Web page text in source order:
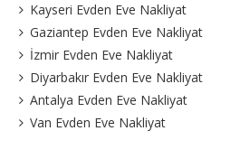
Kayseri Evden Eve Nakliyat
Gaziantep Evden Eve Nakliyat
İzmir Evden Eve Nakliyat
Diyarbakır Evden Eve Nakliyat
Antalya Evden Eve Nakliyat
Van Evden Eve Nakliyat